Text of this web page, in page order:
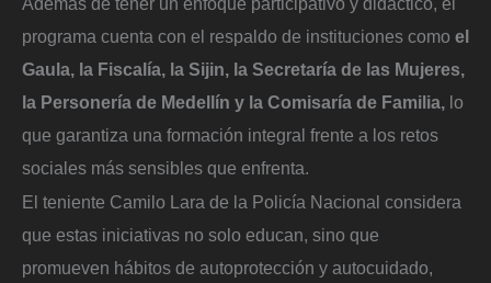
programa cuenta con el respaldo de instituciones como el
Gaula, la Fiscalía, la Sijin, la Secretaría de las Mujeres,
la Personería de Medellín y la Comisaría de Familia, lo
que garantiza una formación integral frente a los retos
sociales más sensibles que enfrenta.
El teniente Camilo Lara de la Policía Nacional considera
que estas iniciativas no solo educan, sino que
promueven hábitos de autoprotección y autocuidado,